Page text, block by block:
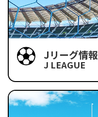
Jリーグ情報
J LEAGUE